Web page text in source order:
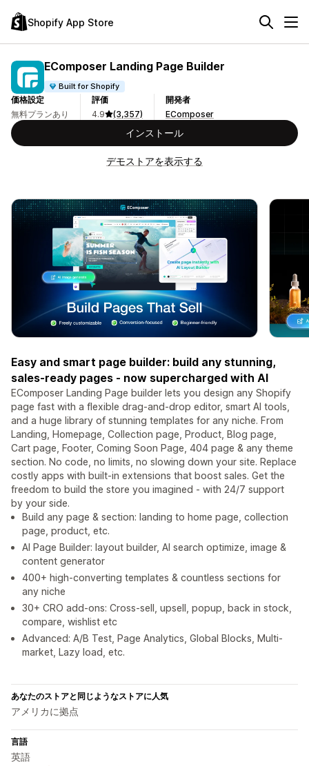
Shopify App Store
EComposer Landing Page Builder
Built for Shopify
価格設定
無料プランあり
評価
4.9
(3,357)
開発者
EComposer
インストール
デモストアを表示する
Easy and smart page builder: build any stunning,
sales-ready pages - now supercharged with AI
EComposer Landing Page builder lets you design any Shopify
page fast with a flexible drag-and-drop editor, smart AI tools,
and a huge library of stunning templates for any niche. From
Landing, Homepage, Collection page, Product, Blog page,
Cart page, Footer, Coming Soon Page, 404 page & any theme
section. No code, no limits, no slowing down your site. Replace
costly apps with built-in extensions that boost sales. Get the
freedom to build the store you imagined - with 24/7 support
by your side.
Build any page & section: landing to home page, collection
page, product, etc.
AI Page Builder: layout builder, AI search optimize, image &
content generator
400+ high-converting templates & countless sections for
any niche
30+ CRO add-ons: Cross-sell, upsell, popup, back in stock,
compare, wishlist etc
Advanced: A/B Test, Page Analytics, Global Blocks, Multi-
market, Lazy load, etc.
あなたのストアと同じようなストアに人気
アメリカに拠点
言語
英語